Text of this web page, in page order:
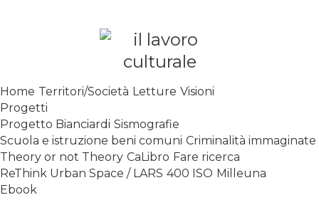
SPALANCARE LE FINESTRE DEI
CONTEMPORANEO
Home Territori/Società Letture Visioni
Progetti
Progetto Bianciardi Sismografie
Scuola e istruzione beni comuni Criminalità immaginate
Theory or not Theory CaLibro Fare ricerca
ReThink Urban Space / LARS 400 ISO Milleuna
Ebook